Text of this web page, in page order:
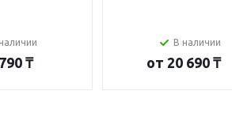
₸
В наличии
от 20 690 ₸